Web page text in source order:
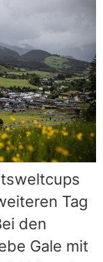
Tag
den
Gale mit